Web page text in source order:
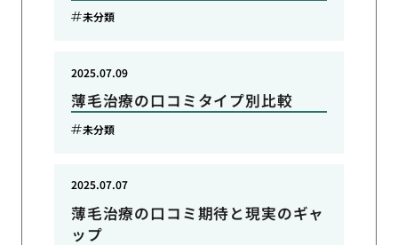
未分類
薄毛治療の口コミタイプ別比較
2025.07.09
未分類
薄毛治療の口コミ期待と現実のギャ
ップ
2025.07.07